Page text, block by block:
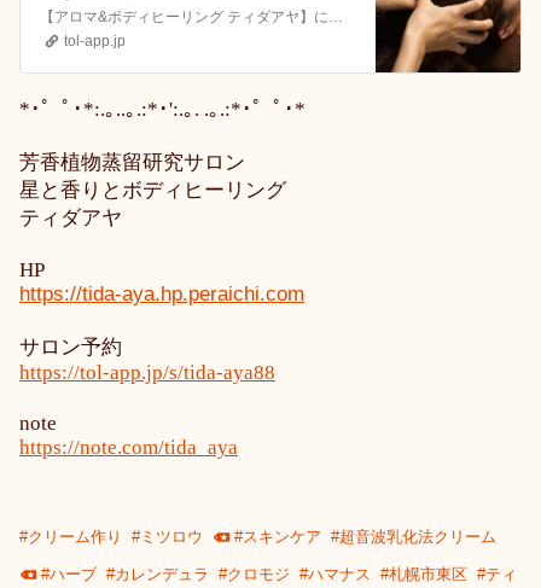
【アロマ&ボディヒーリング ティダアヤ】にお越しいただきまして誠にありがとうございます。メルマガご登録会員さま限定のコースがお得です。▪️どなたでも事前ご登録が可能！ご登録は無料ですの... | freee予約
tol-app.jp
*･゜ﾟ･*:.｡..｡.:*･':.｡. .｡.:*･゜ﾟ･*
芳香植物蒸留研究サロン
星と香りとボディヒーリング
ティダアヤ
HP
https://tida-aya.hp.peraichi.com
サロン予約
https://tol-app.jp/s/tida-aya88
note
https://note.com/tida_aya
#クリーム作り #ミツロウ #スキンケア #超音波乳化法クリーム
#ハーブ #カレンデュラ #クロモジ #ハマナス #札幌市東区 #ティ